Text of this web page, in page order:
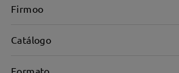
Firmoo
Catálogo
Formato